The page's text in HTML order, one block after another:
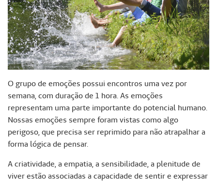
O grupo de emoções possui encontros uma vez por
semana, com duração de 1 hora. As emoções
representam uma parte importante do potencial humano.
Nossas emoções sempre foram vistas como algo
perigoso, que precisa ser reprimido para não atrapalhar a
forma lógica de pensar.
A criatividade, a empatia, a sensibilidade, a plenitude de
viver estão associadas a capacidade de sentir e expressar